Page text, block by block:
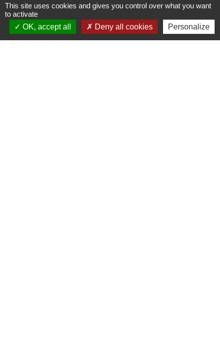
Mairie, horaires et contacts
This site uses cookies and gives you control over what you want
to activate
OK, accept all
Deny all cookies Personalize